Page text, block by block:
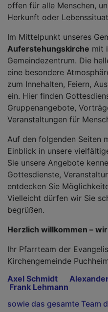
offen für alle Menschen,
Herkunft oder
Im Mittelpunkt unseres
Auferstehungskirche mit
Gemeindezentrum. Die
eine besondere
zum Innehalten, Feiern,
ein. Hier finden
Gruppenangebote,
Veranstaltungen für
Auf den folgenden Seiten
Einblick in unsere
Sie unsere Angebote
Gottesdienste,
entdecken Sie
Vielleicht dürfen wir Sie
begrüßen.
Herzlich willkommen –
Ihr Pfarrteam der
Kirchengemeinde
Axel Schmidt
Frank Lehmann
sowie das gesamte Team